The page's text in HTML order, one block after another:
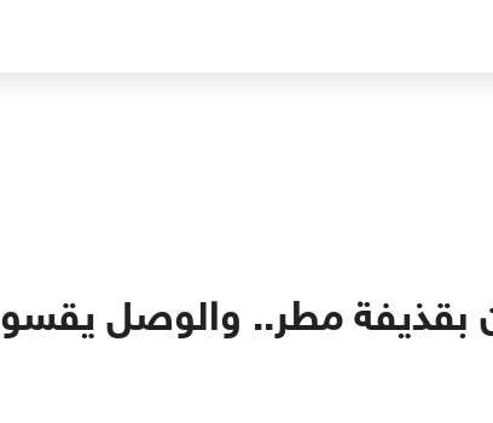
بقذيفة مطر.. والوصل يقسو